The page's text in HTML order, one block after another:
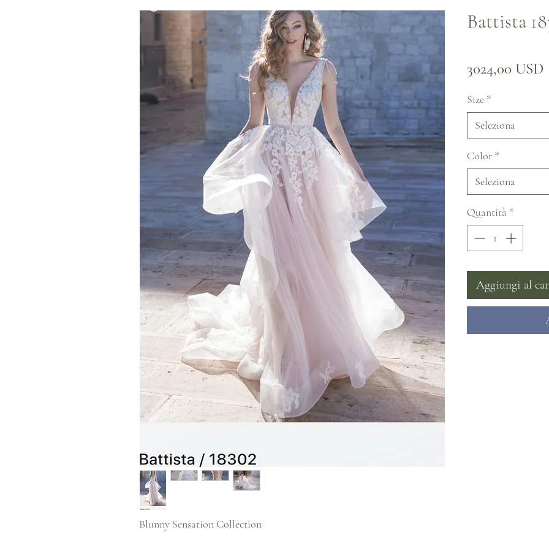
Blunny Sensation Collection
Battista
3024,00 USD
Size *
Seleziona
Color *
Seleziona
Quantità *
Aggiungi al